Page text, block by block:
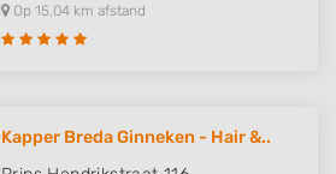
Op 15,04 km afstand
Kapper Breda Ginneken - Hair &..